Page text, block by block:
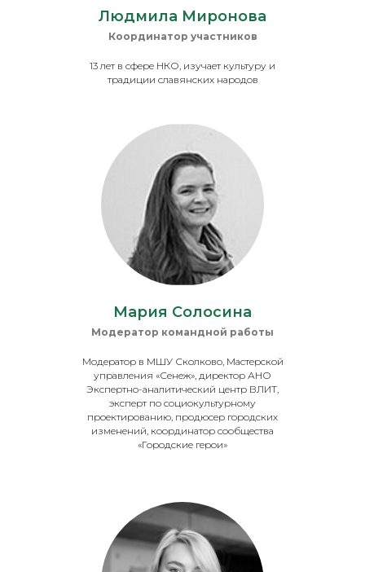
Людмила Миронова
Координатор участников
13 лет в сфере НКО, изучает культуру и
традиции славянских народов
Мария Солосина
Модератор командной работы
Модератор в МШУ Сколково, Мастерской
управления «Сенеж», директор АНО
Экспертно-аналитический центр ВЛИТ,
эксперт по социокультурному
проектированию, продюсер городских
изменений, координатор сообщества
«Городские герои»